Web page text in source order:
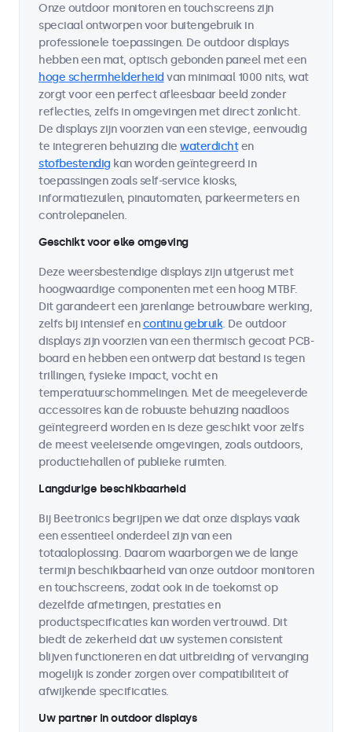
Onze outdoor monitoren en touchscreens zijn
speciaal ontworpen voor buitengebruik in
professionele toepassingen. De outdoor displays
hebben een mat, optisch gebonden paneel met een
hoge schermhelderheid van minimaal 1000 nits, wat
zorgt voor een perfect afleesbaar beeld zonder
reflecties, zelfs in omgevingen met direct zonlicht.
De displays zijn voorzien van een stevige, eenvoudig
te integreren behuizing die waterdichten
stofbestendig kan worden geïntegreerd in
toepassingen zoals self-service kiosks,
informatiezuilen, pinautomaten, parkeermeters en
controlepanelen.
Geschikt voor elke omgeving
Deze weersbestendige displays zijn uitgerust met
hoogwaardige componenten met een hoog MTBF.
Dit garandeert een jarenlange betrouwbare werking,
zelfs bij intensief encontinu gebruik. De outdoor
displays zijn voorzien van een thermisch gecoat PCB-
board en hebben een ontwerp dat bestand is tegen
trillingen, fysieke impact, vocht en
temperatuurschommelingen. Met de meegeleverde
accessoires kan de robuuste behuizing naadloos
geïntegreerd worden en is deze geschikt voor zelfs
de meest veeleisende omgevingen, zoals outdoors,
productiehallen of publieke ruimten.
Langdurige beschikbaarheid
Bij Beetronics begrijpen we dat onze displays vaak
een essentieel onderdeel zijn van een
totaaloplossing. Daarom waarborgen we de lange
termijn beschikbaarheid van onze outdoor monitoren
en touchscreens, zodat ook in de toekomst op
dezelfde afmetingen, prestaties en
productspecificaties kan worden vertrouwd. Dit
biedt de zekerheid dat uw systemen consistent
blijven functioneren en dat uitbreiding of vervanging
mogelijk is zonder zorgen over compatibiliteit of
afwijkende specificaties.
Uw partner in outdoor displays